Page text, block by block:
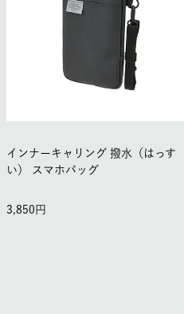
インナーキャリング 撥水（はっす
い） スマホバッグ
3,850